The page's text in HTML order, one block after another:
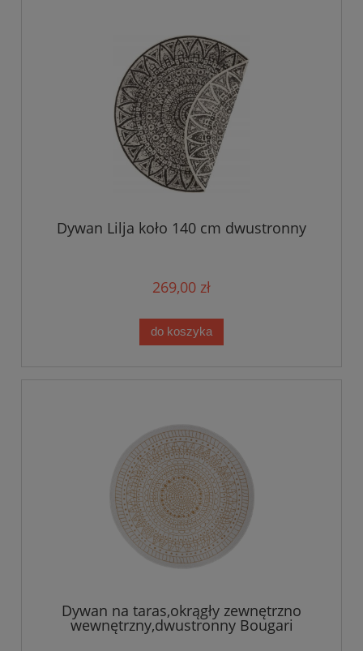
Dywan Lilja koło 140 cm dwustronny
269,00 zł
do koszyka
Dywan na taras,okrągły zewnętrzno
wewnętrzny,dwustronny Bougari
Porto140cm